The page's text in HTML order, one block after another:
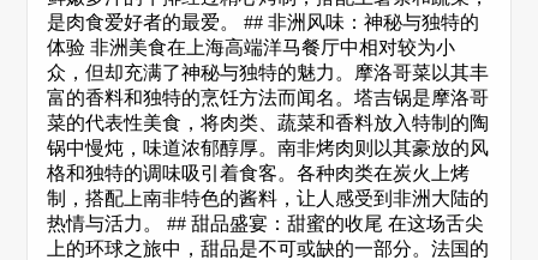
是肉食爱好者的最爱。 ## 非洲风味：神秘与独特的
体验 非洲美食在上海高端洋马餐厅中相对较为小
众，但却充满了神秘与独特的魅力。摩洛哥菜以其丰
富的香料和独特的烹饪方法而闻名。塔吉锅是摩洛哥
菜的代表性美食，将肉类、蔬菜和香料放入特制的陶
锅中慢炖，味道浓郁醇厚。南非烤肉则以其豪放的风
格和独特的调味吸引着食客。各种肉类在炭火上烤
制，搭配上南非特色的酱料，让人感受到非洲大陆的
热情与活力。 ## 甜品盛宴：甜蜜的收尾 在这场舌尖
上的环球之旅中，甜品是不可或缺的一部分。法国的